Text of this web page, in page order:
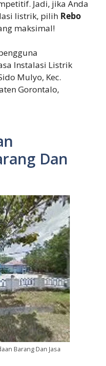
Jadi, jika Anda
listrik, pilih Rebo
maksimal!
Instalasi Listrik
Mulyo, Kec.
Gorontalo,
Dan
Barang Dan Jasa